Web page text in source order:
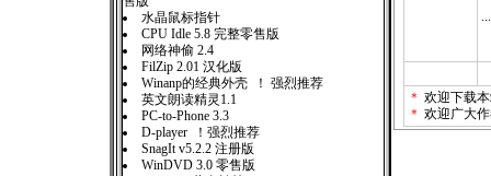
水晶鼠标指针
CPU Idle 5.8 完整零售版
网络神偷 2.4
FilZip 2.01 汉化版
Winanp的经典外壳 ！ 强烈推荐
英文朗读精灵1.1
PC-to-Phone 3.3
D-player ！强烈推荐
SnagIt v5.2.2 注册版
WinDVD 3.0 零售版
＊ 欢迎下载
＊ 欢迎广大